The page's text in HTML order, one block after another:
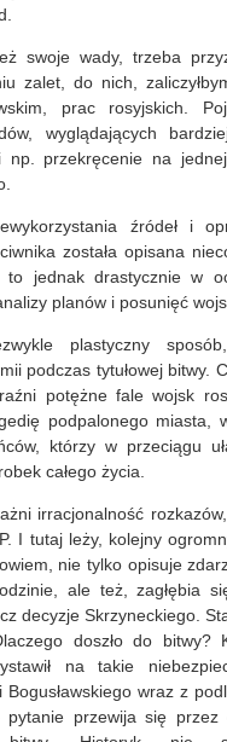
swoje wady, trzeba
zalet, do nich,
prac rosyjskich.
wyglądających
np. przekręcenie na
źródeł i
została opisana
jednak drastycznie w
planów i posunięć
plastyczny
podczas tytułowej bitwy.
potężne fale wojsk
podpalonego miasta,
którzy w przeciągu
całego życia.
irracjonalność
I tutaj leży, kolejny
nie tylko opisuje
ale też, zagłębia
decyzje Skrzyneckiego.
doszło do bitwy?
na takie
wraz z
pytanie przewija się przez